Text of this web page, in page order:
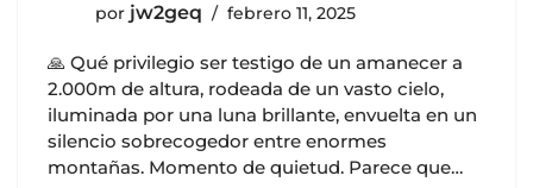
por jw2geq febrero 11, 2025
🙏 Qué privilegio ser testigo de un amanecer a
2.000m de altura, rodeada de un vasto cielo,
iluminada por una luna brillante, envuelta en un
silencio sobrecogedor entre enormes
montañas. Momento de quietud. Parece que…